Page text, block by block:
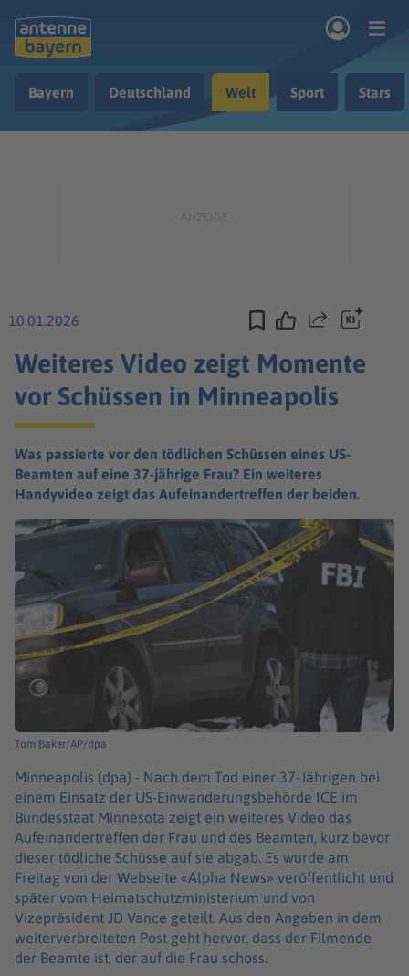
Nachrichten
Bayern Deutschland Welt Sport Stars
10.01.2026 Teilen
Weiteres Video zeigt Momente
vor Schüssen in Minneapolis
Was passierte vor den tödlichen Schüssen eines US-
Beamten auf eine 37-jährige Frau? Ein weiteres
Handyvideo zeigt das Aufeinandertreffen der beiden.
Tom Baker/AP/dpa
Minneapolis (dpa) - Nach dem Tod einer 37-Jährigen bei
einem Einsatz der US-Einwanderungsbehörde ICE im
Bundesstaat Minnesota zeigt ein weiteres Video das
Aufeinandertreffen der Frau und des Beamten, kurz bevor
dieser tödliche Schüsse auf sie abgab. Es wurde am
Freitag von der Webseite «Alpha News» veröffentlicht und
später vom Heimatschutzministerium und von
Vizepräsident JD Vance geteilt. Aus den Angaben in dem
weiterverbreiteten Post geht hervor, dass der Filmende
der Beamte ist, der auf die Frau schoss.